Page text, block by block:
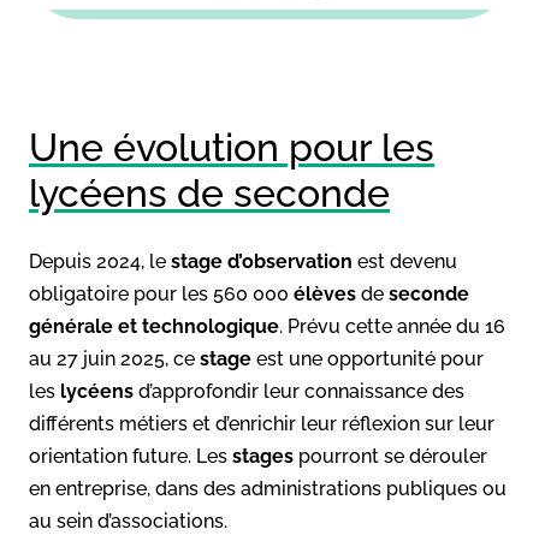
Une évolution pour les
lycéens de seconde
Depuis 2024, le stage d’observation est devenu
obligatoire pour les 560 000 élèves de seconde
générale et technologique. Prévu cette année du 16
au 27 juin 2025, ce stage est une opportunité pour
les lycéens d’approfondir leur connaissance des
différents métiers et d’enrichir leur réflexion sur leur
orientation future. Les stages pourront se dérouler
en entreprise, dans des administrations publiques ou
au sein d’associations.